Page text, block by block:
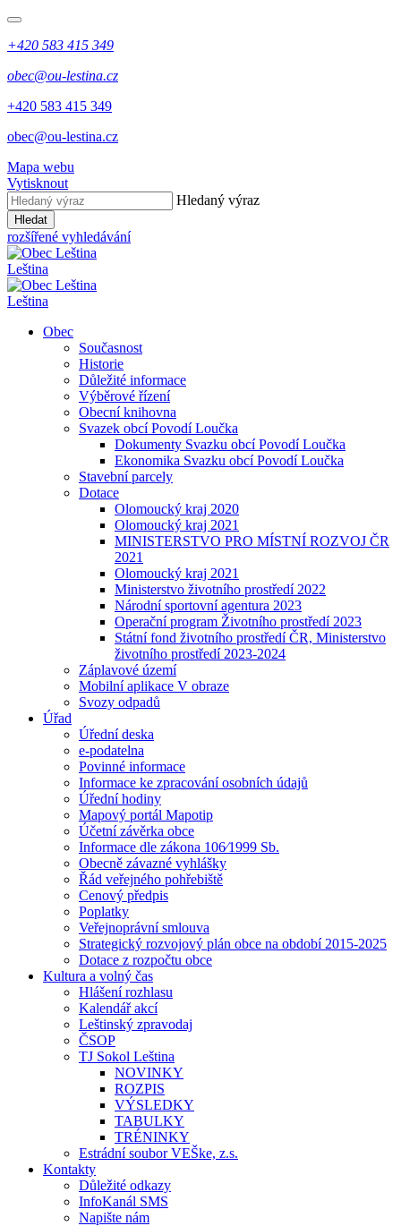
+420 583 415 349
obec@ou-lestina.cz
+420 583 415 349
obec@ou-lestina.cz
Mapa webu
Vytisknout
Hledaný výraz
Hledat
rozšířené vyhledávání
Leština
Leština
Obec
Současnost
Historie
Důležité informace
Výběrové řízení
Obecní knihovna
Svazek obcí Povodí Loučka
Dokumenty Svazku obcí Povodí Loučka
Ekonomika Svazku obcí Povodí Loučka
Stavební parcely
Dotace
Olomoucký kraj 2020
Olomoucký kraj 2021
MINISTERSTVO PRO MÍSTNÍ ROZVOJ ČR
2021
Olomoucký kraj 2021
Ministerstvo životního prostředí 2022
Národní sportovní agentura 2023
Operační program Životního prostředí 2023
Státní fond životního prostředí ČR, Ministerstvo
životního prostředí 2023-2024
Záplavové území
Mobilní aplikace V obraze
Svozy odpadů
Úřad
Úřední deska
e-podatelna
Povinné informace
Informace ke zpracování osobních údajů
Úřední hodiny
Mapový portál Mapotip
Účetní závěrka obce
Informace dle zákona 106⁄1999 Sb.
Obecně závazné vyhlášky
Řád veřejného pohřebiště
Cenový předpis
Poplatky
Veřejnoprávní smlouva
Strategický rozvojový plán obce na období 2015-2025
Dotace z rozpočtu obce
Kultura a volný čas
Hlášení rozhlasu
Kalendář akcí
Leštinský zpravodaj
ČSOP
TJ Sokol Leština
NOVINKY
ROZPIS
VÝSLEDKY
TABULKY
TRÉNINKY
Estrádní soubor VEŠke, z.s.
Kontakty
Důležité odkazy
InfoKanál SMS
Napište nám